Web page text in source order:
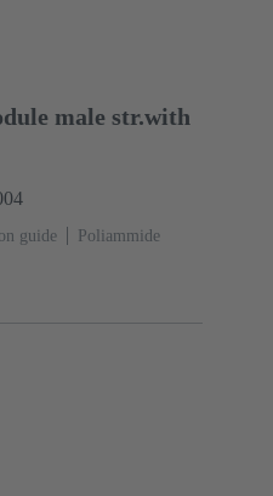
male str.with
guide
Poliammide